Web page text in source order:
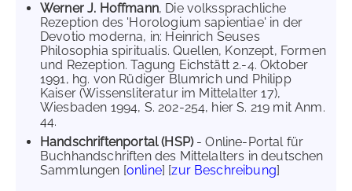
Werner J. Hoffmann, Die volkssprachliche
Rezeption des 'Horologium sapientiae' in der
Devotio moderna, in: Heinrich Seuses
Philosophia spiritualis. Quellen, Konzept, Formen
und Rezeption. Tagung Eichstätt 2.-4. Oktober
1991, hg. von Rüdiger Blumrich und Philipp
Kaiser (Wissensliteratur im Mittelalter 17),
Wiesbaden 1994, S. 202-254, hier S. 219 mit Anm.
44.
Handschriftenportal (HSP)- Online-Portal für
Buchhandschriften des Mittelalters in deutschen
Sammlungen [online] [zur Beschreibung]